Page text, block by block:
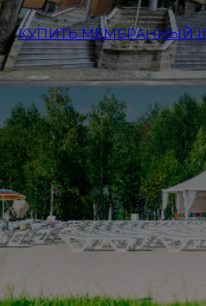
КУПИТЬ МЕМБРАННЫЙ